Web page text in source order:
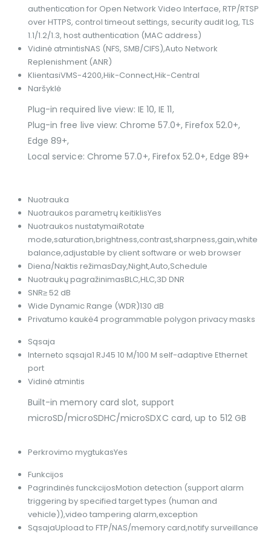
authentication for Open Network Video Interface, RTP/RTSP
over HTTPS, control timeout settings, security audit log, TLS
1.1/1.2/1.3, host authentication (MAC address)
Vidinė atmintisNAS (NFS, SMB/CIFS),Auto Network
Replenishment (ANR)
KlientasiVMS-4200,Hik-Connect,Hik-Central
Naršyklė
Plug-in required live view: IE 10, IE 11,
Plug-in free live view: Chrome 57.0+, Firefox 52.0+,
Edge 89+,
Local service: Chrome 57.0+, Firefox 52.0+, Edge 89+
Nuotrauka
Nuotraukos parametrų keitiklisYes
Nuotraukos nustatymaiRotate
mode,saturation,brightness,contrast,sharpness,gain,white
balance,adjustable by client software or web browser
Diena/Naktis režimasDay,Night,Auto,Schedule
Nuotraukų pagražinimasBLC,HLC,3D DNR
SNR≥ 52 dB
Wide Dynamic Range (WDR)130 dB
Privatumo kaukė4 programmable polygon privacy masks
Sąsaja
Interneto sąsaja1 RJ45 10 M/100 M self-adaptive Ethernet
port
Vidinė atmintis
Built-in memory card slot, support
microSD/microSDHC/microSDXC card, up to 512 GB
Perkrovimo mygtukasYes
Funkcijos
Pagrindinės funckcijosMotion detection (support alarm
triggering by specified target types (human and
vehicle)),video tampering alarm,exception
SąsajaUpload to FTP/NAS/memory card,notify surveillance